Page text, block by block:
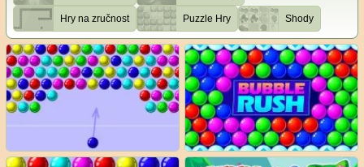
Hry na zručnost Puzzle Hry Shody